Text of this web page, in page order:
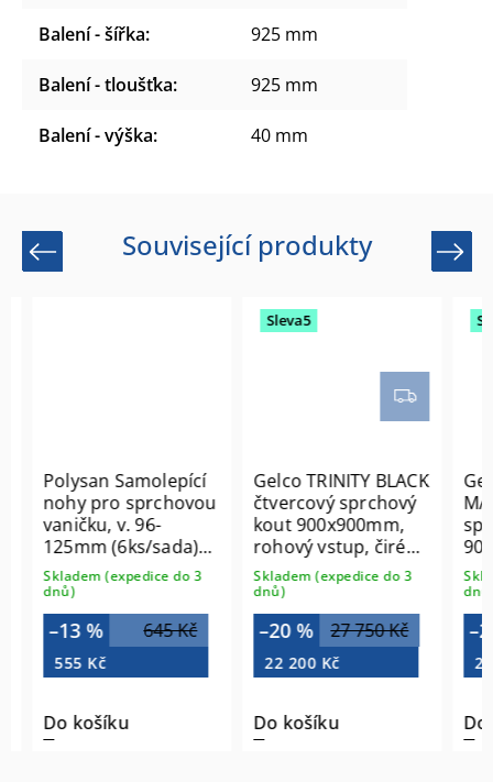
Balení - šířka: 925 mm
Balení - tloušťka: 925 mm
Balení - výška: 40 mm
Související produkty
Previous
Polysan Samolepící
nohy pro sprchovou
vaničku, v. 96-
125mm (6ks/sada)
PV006
Skladem (expedice do 3
dnů)
645 Kč
–13 %
555 Kč
Do košíku
Sleva5
Gelco TRINITY BLACK
čtvercový sprchový
kout 900x900mm,
rohový vstup, čiré
sklo GT2290-90C-B
Skladem (expedice do 3
dnů)
27 750 Kč
–20 %
22 200 Kč
Do košíku
dnů)
23
Do
Next